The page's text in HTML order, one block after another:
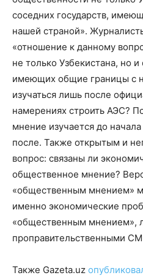
соседних государств,
нашей страной».
«отношение к данному
не только Узбекистана, но и
имеющих общие границы с
изучаться лишь после
намерениях строить АЭС?
мнение изучается до
после. Также открытым и
вопрос: связаны ли
общественное мнение?
«общественным мнением»
именно экономические
«общественным мнением»,
проправительственными
Также Gazeta.uz